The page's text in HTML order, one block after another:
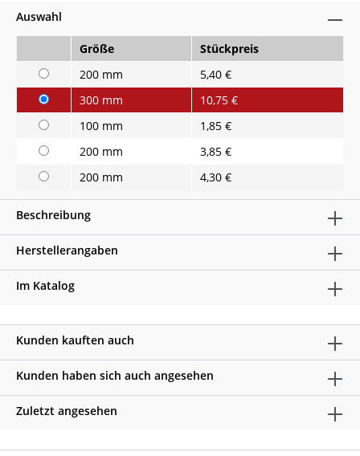
Auswahl
Größe
Stückpreis
200 mm
5,40 €
300 mm
10,75 €
100 mm
1,85 €
200 mm
3,85 €
200 mm
4,30 €
Beschreibung
Herstellerangaben
Im Katalog
Kunden kauften auch
Kunden haben sich auch angesehen
Zuletzt angesehen